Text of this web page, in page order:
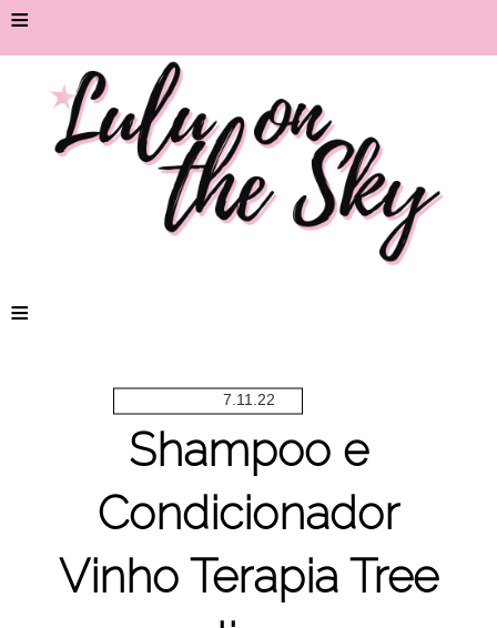
≡
≡
7.11.22
Shampoo e
Condicionador
Vinho Terapia Tree